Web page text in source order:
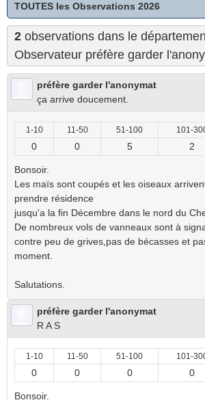
TOUTES les Observations 2026
2 observations dans le
Observateur préfère garder
préfère garder l'anonymat
ça arrive doucement.
1-10 11-50 51-100 101-
0 0 5 2
Bonsoir.
Les maïs sont coupés et les oiseaux
prendre résidence
jusqu'a la fin Décembre dans le nord du
De nombreux vols de vanneaux sont à
contre peu de grives,pas de bécasses et
moment.
Salutations.
préfère garder l'anonymat
R A S
1-10 11-50 51-100 101-
0 0 0 0
Bonsoir.